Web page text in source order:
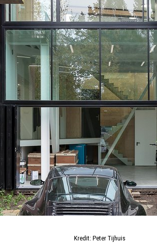
Kredit: Peter Tijhuis